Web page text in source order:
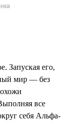
Запуская его,
мир — без
все
себя Альфа-